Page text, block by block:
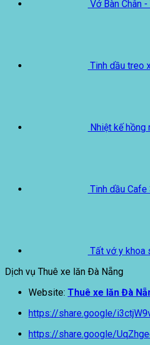
Vớ Bàn Chân
Tinh dầu treo
Nhiệt kế
Tinh dầu Cafe
Tất vớ y khoa
Dịch vụ Thuê xe lăn Đà Nẵng
Website: Thuê xe lăn Đà
https://share.google/
https://share.google/